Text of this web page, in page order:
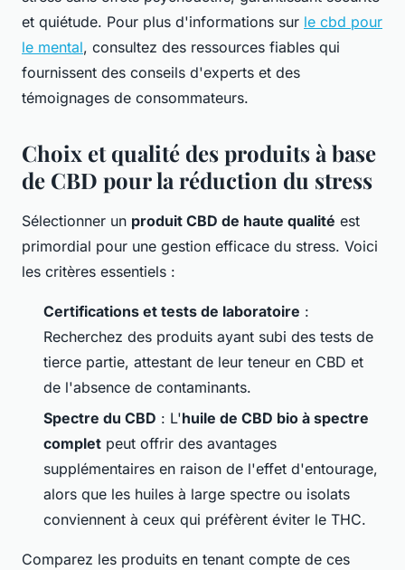
et quiétude. Pour plus d'informations sur le cbd pour
le mental, consultez des ressources fiables qui
fournissent des conseils d'experts et des
témoignages de consommateurs.
Choix et qualité des produits à base
de CBD pour la réduction du stress
Sélectionner un produit CBD de haute qualité est
primordial pour une gestion efficace du stress. Voici
les critères essentiels :
Certifications et tests de laboratoire :
Recherchez des produits ayant subi des tests de
tierce partie, attestant de leur teneur en CBD et
de l'absence de contaminants.
Spectre du CBD : L'huile de CBD bio à spectre
complet peut offrir des avantages
supplémentaires en raison de l'effet d'entourage,
alors que les huiles à large spectre ou isolats
conviennent à ceux qui préfèrent éviter le THC.
Comparez les produits en tenant compte de ces